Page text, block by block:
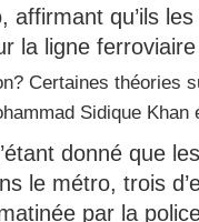
qu’ils
la ligne
Certaines théories
Sidique Khan
donné que
le métro, trois
par la